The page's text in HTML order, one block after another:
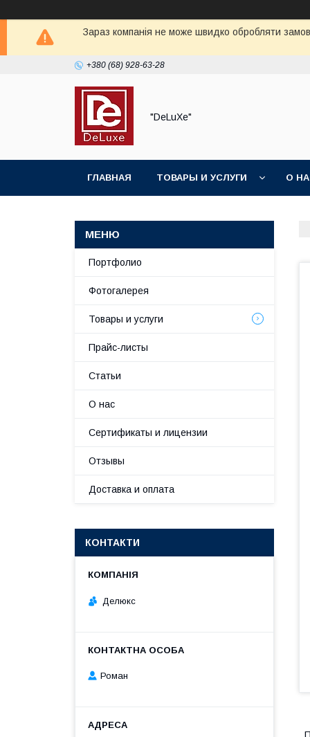
Зараз компанія не може швидко обробляти
+380 (68) 928-63-28
"DeLuХe"
ГЛАВНАЯ ТОВАРЫ И УСЛУГИ О
Портфолио
Фотогалерея
Товары и услуги
Прайс-листы
Статьи
О нас
Сертификаты и лицензии
Отзывы
Доставка и оплата
КОНТАКТИ
Делюкс
Роман